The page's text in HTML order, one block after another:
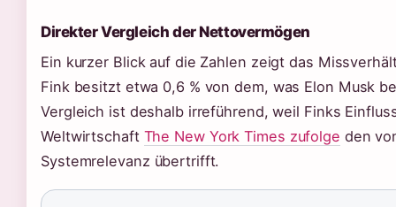
Direkter Vergleich der Nettovermögen
Ein kurzer Blick auf die Zahlen zeigt das
Fink besitzt etwa 0,6 % von dem, was Elon Musk
Vergleich ist deshalb irreführend, weil Finks
Weltwirtschaft The New York Times zufolge den
Systemrelevanz übertrifft.